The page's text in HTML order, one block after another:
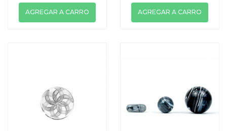
AGREGAR A CARRO AGREGAR A CARRO